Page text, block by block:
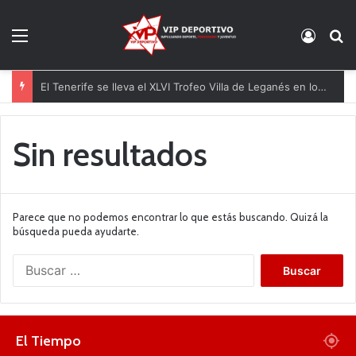
El Tenerife se lleva el XLVI Trofeo Villa de Leganés en los penaltis
Sin resultados
Parece que no podemos encontrar lo que estás buscando. Quizá la
búsqueda pueda ayudarte.
El Tiempo